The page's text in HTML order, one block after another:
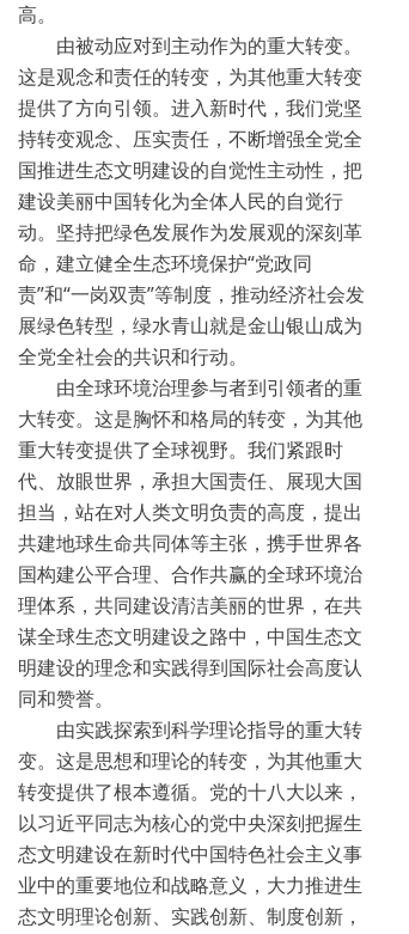
高。
由被动应对到主动作为的重大转变。
这是观念和责任的转变，为其他重大转变
提供了方向引领。进入新时代，我们党坚
持转变观念、压实责任，不断增强全党全
国推进生态文明建设的自觉性主动性，把
建设美丽中国转化为全体人民的自觉行
动。坚持把绿色发展作为发展观的深刻革
命，建立健全生态环境保护“党政同
责”和“一岗双责”等制度，推动经济社会发
展绿色转型，绿水青山就是金山银山成为
全党全社会的共识和行动。
由全球环境治理参与者到引领者的重
大转变。这是胸怀和格局的转变，为其他
重大转变提供了全球视野。我们紧跟时
代、放眼世界，承担大国责任、展现大国
担当，站在对人类文明负责的高度，提出
共建地球生命共同体等主张，携手世界各
国构建公平合理、合作共赢的全球环境治
理体系，共同建设清洁美丽的世界，在共
谋全球生态文明建设之路中，中国生态文
明建设的理念和实践得到国际社会高度认
同和赞誉。
由实践探索到科学理论指导的重大转
变。这是思想和理论的转变，为其他重大
转变提供了根本遵循。党的十八大以来，
以习近平同志为核心的党中央深刻把握生
态文明建设在新时代中国特色社会主义事
业中的重要地位和战略意义，大力推进生
态文明理论创新、实践创新、制度创新，